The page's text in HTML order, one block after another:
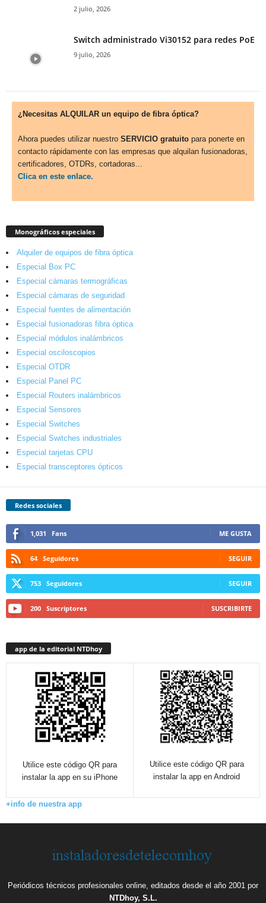
2 julio, 2026
Switch administrado Vi30152 para redes PoE
9 julio, 2026
¿Necesitas ALQUILAR un equipo de fibra óptica?
Ahora puedes utilizar nuestro SERVICIO gratuito para ponerte en
contacto rápidamente con las empresas que alquilan fusionadoras,
certificadores, OTDRs, cortadoras...
Clica en este enlace.
Monográficos especiales
Alquiler de equipos de fibra óptica
Especial Box PC
Especial cámaras termográficas
Especial cámaras de seguridad
Especial fuentes de alimentación
Especial fusionadoras fibra óptica
Especial módulos inalámbricos
Especial osciloscopios
Especial OTDR
Especial Panel PC
Especial Routers inalámbricos
Especial Sensores
Especial Switches
Especial Switches industriales
Especial tarjetas CPU
Especial transceptores ópticos
Redes sociales
1,031 Fans ME GUSTA
64 Seguidores SEGUIR
753 Seguidores SEGUIR
200 Suscriptores SUSCRIBIRTE
app de la editorial NTDhoy
Utilice este código QR para
instalar la app en su iPhone
Utilice este código QR para
instalar la app en Android
+info de nuestra app
Periódicos técnicos profesionales online, editados desde el año 2001 por
NTDhoy, S.L.